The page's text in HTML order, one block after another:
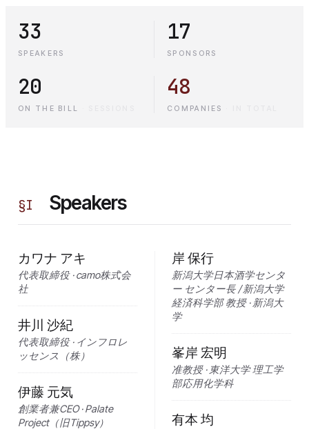
33
SPEAKERS
17
SPONSORS
20
ON THE BILL
48
COMPANIES
§I Speakers
カワナ アキ
代表取締役 · camo株式会
社
井川 沙紀
代表取締役 · インフロレ
ッセンス（株）
伊藤 元気
創業者兼CEO · Palate
Project（旧Tippsy）
岸 保行
新潟大学日本酒学センタ
ー センター長 / 新潟大学
経済科学部 教授 · 新潟大
学
峯岸 宏明
准教授 · 東洋大学 理工学
部応用化学科
有本 均